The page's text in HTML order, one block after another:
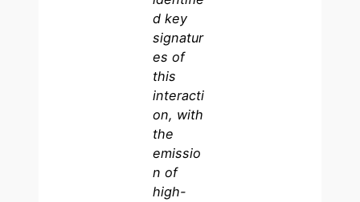
d key
signatur
es of
this
interacti
on, with
the
emissio
n of
high-